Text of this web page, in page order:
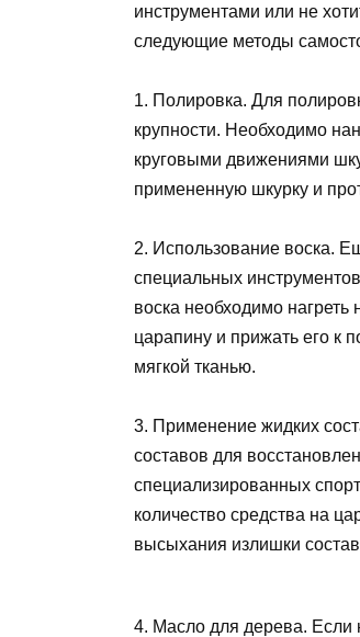
инструментами или не
следующие методы
1. Полировка. Для
крупности. Необходимо
круговыми движениями
примененную шкурку и
2. Использование воска.
специальных
воска необходимо нагреть
царапину и прижать его к
мягкой тканью.
3. Применение жидких
составов для
специализированных
количество средства на
высыхания излишки
4. Масло для дерева. Если